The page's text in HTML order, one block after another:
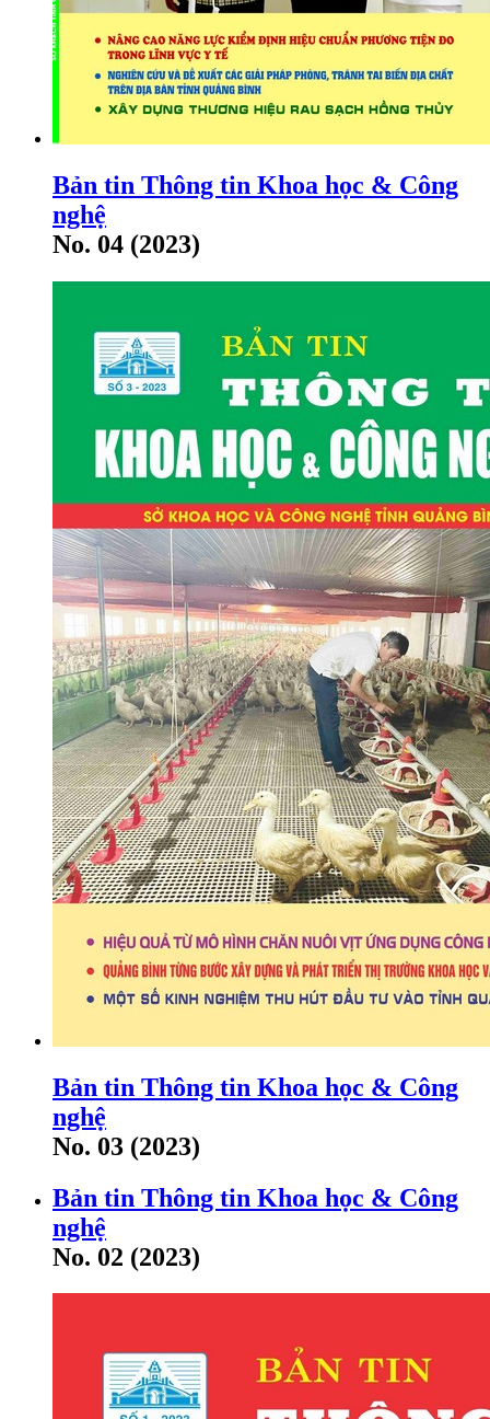
Bản tin Thông tin Khoa học & Công
nghệ
No. 04 (2023)
Bản tin Thông tin Khoa học & Công
nghệ
No. 03 (2023)
Bản tin Thông tin Khoa học & Công
nghệ
No. 02 (2023)